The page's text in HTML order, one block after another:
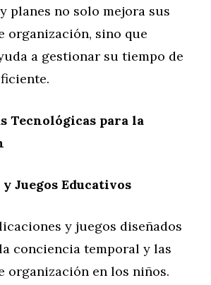
planes no solo mejora sus
organización, sino que
a gestionar su tiempo de
Tecnológicas para la
Juegos Educativos
y juegos diseñados
conciencia temporal y las
organización en los niños.